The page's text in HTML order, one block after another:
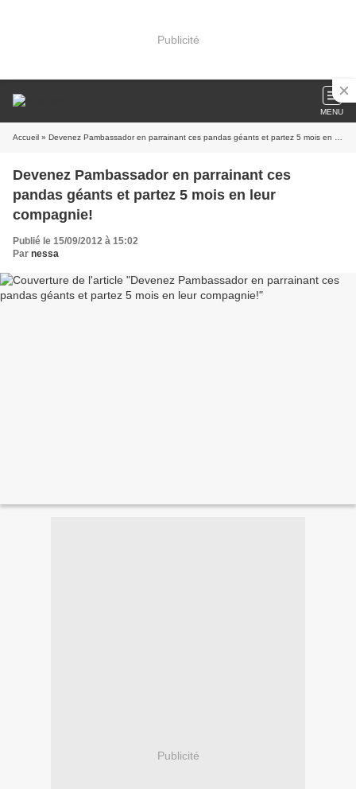
Publicité
MENU
Accueil » Devenez Pambassador en parrainant ces pandas géants et partez 5 mois en leur compagnie!
Devenez Pambassador en parrainant ces
pandas géants et partez 5 mois en leur
compagnie!
Publié le 15/09/2012 à 15:02
Par nessa
Publicité